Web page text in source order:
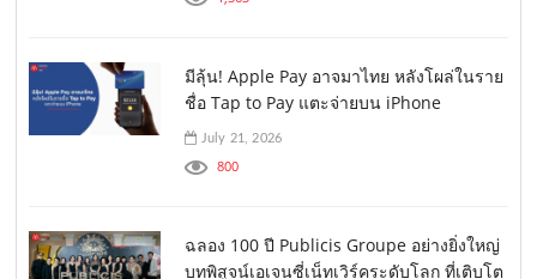
มีลุ้น! Apple Pay อาจมาไทย หลังโผล่ในราย
ชื่อ Tap to Pay แตะจ่ายบน iPhone
July 21, 2026
800
ฉลอง 100 ปี Publicis Groupe อย่างยิ่งใหญ่
บทพิสูจน์เอเจนซี่เน็ทเวิร์คระดับโลก ที่เติบโต